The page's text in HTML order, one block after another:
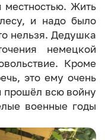
местностью. Жить
и надо было
нельзя. Дедушка
немецкой
Кроме
это ему очень
прошёл всю войну
военные годы